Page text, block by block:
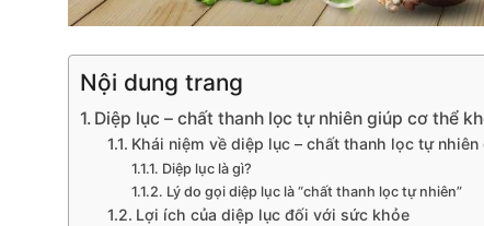
Nội dung trang
Diệp lục – chất thanh lọc tự nhiên giúp cơ thể
Khái niệm về diệp lục – chất thanh lọc tự
Diệp lục là gì?
Lý do gọi diệp lục là “chất thanh lọc tự nhiên”
Lợi ích của diệp lục đối với sức khỏe